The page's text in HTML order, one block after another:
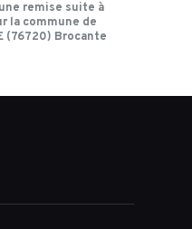
remise suite à
la commune de
(76720) Brocante